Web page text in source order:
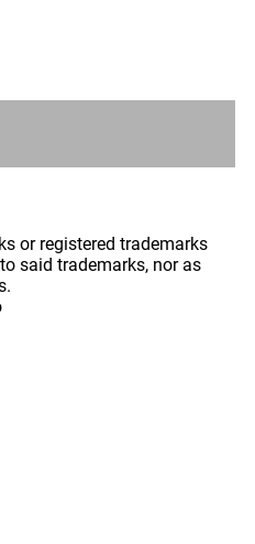
or registered trademarks
said trademarks, nor as